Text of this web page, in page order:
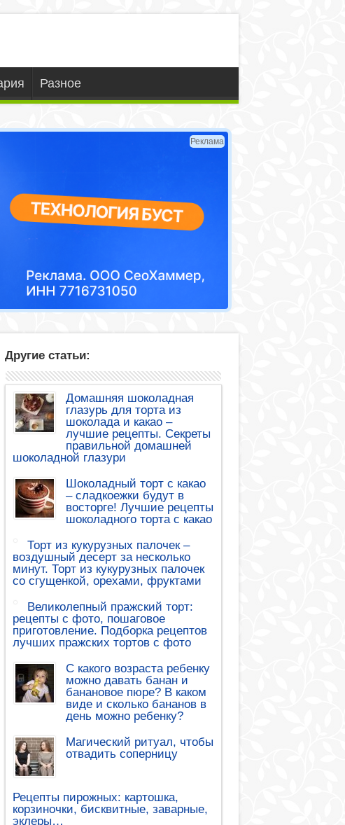
Разное
Реклама
Другие статьи:
Домашняя шоколадная
глазурь для торта из
шоколада и какао –
лучшие рецепты. Секреты
правильной домашней
шоколадной глазури
Шоколадный торт с какао
– сладкоежки будут в
восторге! Лучшие рецепты
шоколадного торта с какао
Торт из кукурузных палочек –
воздушный десерт за несколько
минут. Торт из кукурузных палочек
со сгущенкой, орехами, фруктами
Великолепный пражский торт:
рецепты с фото, пошаговое
приготовление. Подборка рецептов
лучших пражских тортов с фото
С какого возраста ребенку
можно давать банан и
банановое пюре? В каком
виде и сколько бананов в
день можно ребенку?
Магический ритуал, чтобы
отвадить соперницу
Рецепты пирожных: картошка,
корзиночки, бисквитные, заварные,
эклеры…